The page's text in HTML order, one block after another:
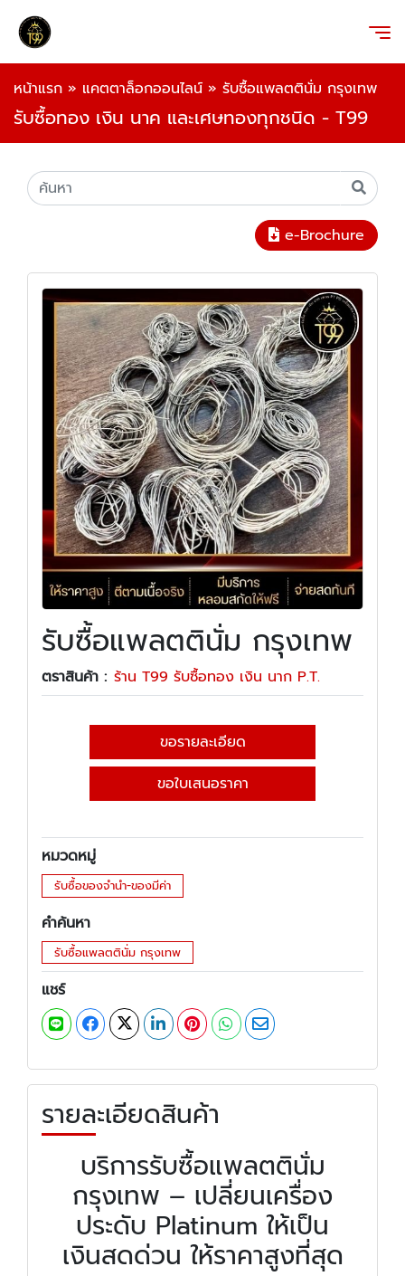
หน้าแรก » แคตตาล็อกออนไลน์ » รับซื้อแพลตตินั่ม กรุงเทพ
รับซื้อทอง เงิน นาค และเศษทองทุกชนิด - T99
e-Brochure
รับซื้อแพลตตินั่ม กรุงเทพ
ตราสินค้า : ร้าน T99 รับซื้อทอง เงิน นาก P.T.
ขอรายละเอียด
ขอใบเสนอราคา
หมวดหมู่
รับซื้อของจำนำ-ของมีค่า
คำค้นหา
รับซื้อแพลตตินั่ม กรุงเทพ
แชร์
รายละเอียดสินค้า
บริการรับซื้อแพลตตินั่ม
กรุงเทพ – เปลี่ยนเครื่อง
ประดับ Platinum ให้เป็น
เงินสดด่วน ให้ราคาสูงที่สุด